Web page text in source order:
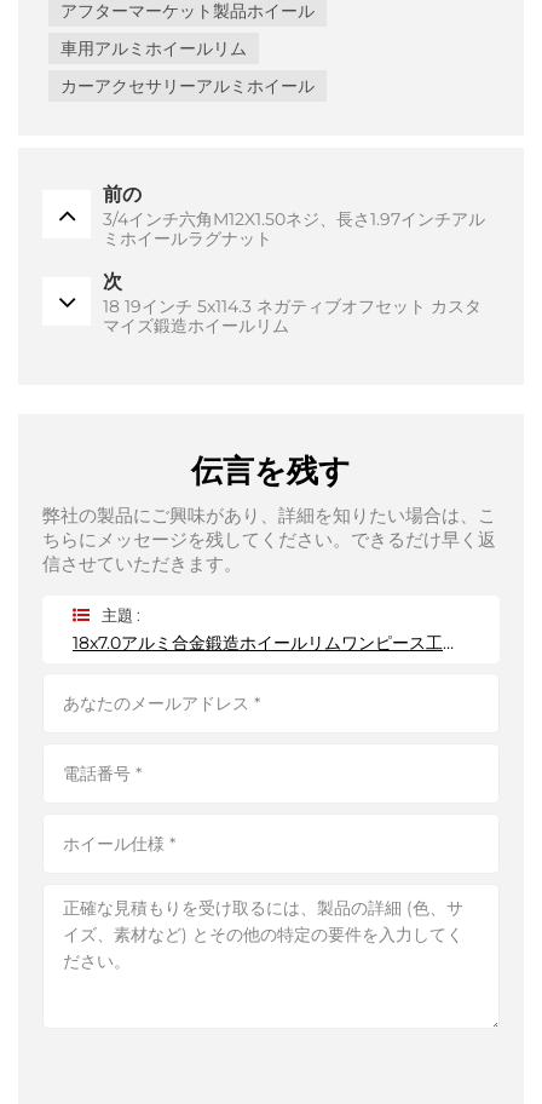
アフターマーケット製品ホイール
車用アルミホイールリム
カーアクセサリーアルミホイール
前の
3/4インチ六角M12X1.50ネジ、長さ1.97インチアル
ミホイールラグナット
次
18 19インチ 5x114.3 ネガティブオフセット カスタ
マイズ鍛造ホイールリム
伝言を残す
弊社の製品にご興味があり、詳細を知りたい場合は、こ
ちらにメッセージを残してください。できるだけ早く返
信させていただきます。
主題 :
18x7.0アルミ合金鍛造ホイールリムワンピース工場卸売